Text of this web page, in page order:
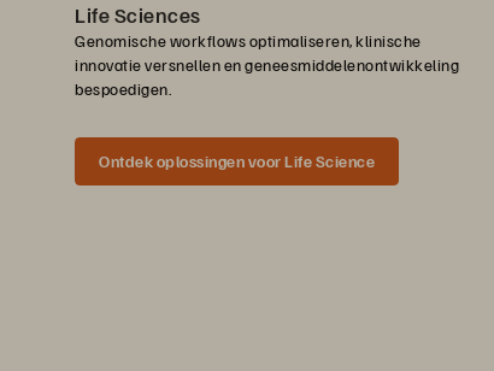
Life Sciences
Genomische workflows optimaliseren, klinische
innovatie versnellen en geneesmiddelenontwikkeling
bespoedigen.
Ontdek oplossingen voor Life Science